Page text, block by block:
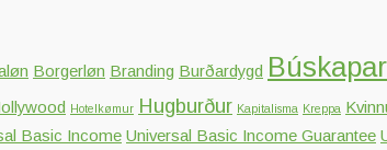
Borgerløn Branding Burðardygd
Hotelkømur Hugburður Kapitalisma Kreppa
Basic Income Universal Basic Income Guarantee